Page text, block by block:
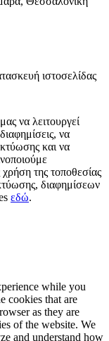
ιστοσελίδας
να λειτουργεί
να
και να
της τοποθεσίας
διαφημίσεων
εδώ.
while you
cookies that are
as they are
of the website. We
and understand how